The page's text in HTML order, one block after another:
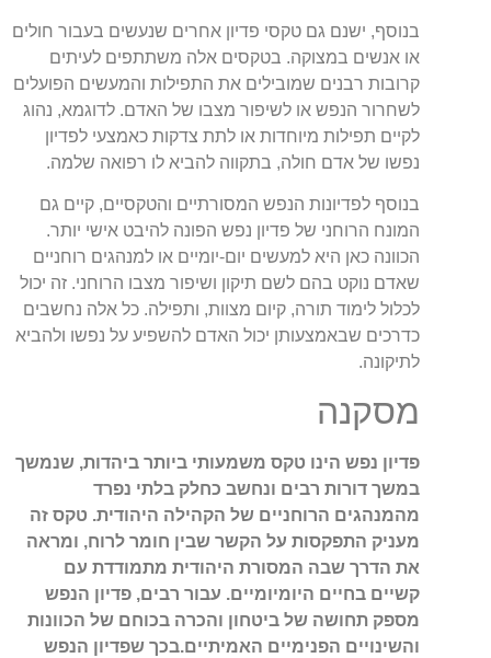
בנוסף, ישנם גם טקסי פדיון אחרים שנעשים בעבור חולים
או אנשים במצוקה. בטקסים אלה משתתפים לעיתים
קרובות רבנים שמובילים את התפילות והמעשים הפועלים
לשחרור הנפש או לשיפור מצבו של האדם. לדוגמא, נהוג
לקיים תפילות מיוחדות או לתת צדקות כאמצעי לפדיון
נפשו של אדם חולה, בתקווה להביא לו רפואה שלמה.
בנוסף לפדיונות הנפש המסורתיים והטקסיים, קיים גם
המונח הרוחני של פדיון נפש הפונה להיבט אישי יותר.
הכוונה כאן היא למעשים יום-יומיים או למנהגים רוחניים
שאדם נוקט בהם לשם תיקון ושיפור מצבו הרוחני. זה יכול
לכלול לימוד תורה, קיום מצוות, ותפילה. כל אלה נחשבים
כדרכים שבאמצעותן יכול האדם להשפיע על נפשו ולהביא
לתיקונה.
מסקנה
פדיון נפש הינו טקס משמעותי ביותר ביהדות, שנמשך
במשך דורות רבים ונחשב כחלק בלתי נפרד
מהמנהגים הרוחניים של הקהילה היהודית. טקס זה
מעניק התפקסות על הקשר שבין חומר לרוח, ומראה
את הדרך שבה המסורת היהודית מתמודדת עם
קשיים בחיים היומיומיים. עבור רבים, פדיון הנפש
מספק תחושה של ביטחון והכרה בכוחם של הכוונות
והשינויים הפנימיים האמיתיים.בכך שפדיון הנפש